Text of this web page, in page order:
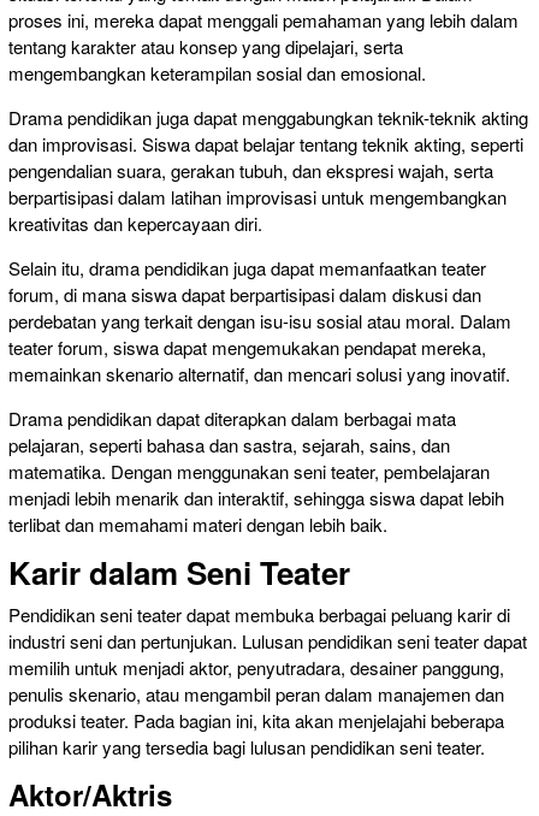
proses ini, mereka dapat menggali pemahaman yang lebih dalam
tentang karakter atau konsep yang dipelajari, serta
mengembangkan keterampilan sosial dan emosional.
Drama pendidikan juga dapat menggabungkan teknik-teknik akting
dan improvisasi. Siswa dapat belajar tentang teknik akting, seperti
pengendalian suara, gerakan tubuh, dan ekspresi wajah, serta
berpartisipasi dalam latihan improvisasi untuk mengembangkan
kreativitas dan kepercayaan diri.
Selain itu, drama pendidikan juga dapat memanfaatkan teater
forum, di mana siswa dapat berpartisipasi dalam diskusi dan
perdebatan yang terkait dengan isu-isu sosial atau moral. Dalam
teater forum, siswa dapat mengemukakan pendapat mereka,
memainkan skenario alternatif, dan mencari solusi yang inovatif.
Drama pendidikan dapat diterapkan dalam berbagai mata
pelajaran, seperti bahasa dan sastra, sejarah, sains, dan
matematika. Dengan menggunakan seni teater, pembelajaran
menjadi lebih menarik dan interaktif, sehingga siswa dapat lebih
terlibat dan memahami materi dengan lebih baik.
Karir dalam Seni Teater
Pendidikan seni teater dapat membuka berbagai peluang karir di
industri seni dan pertunjukan. Lulusan pendidikan seni teater dapat
memilih untuk menjadi aktor, penyutradara, desainer panggung,
penulis skenario, atau mengambil peran dalam manajemen dan
produksi teater. Pada bagian ini, kita akan menjelajahi beberapa
pilihan karir yang tersedia bagi lulusan pendidikan seni teater.
Aktor/Aktris